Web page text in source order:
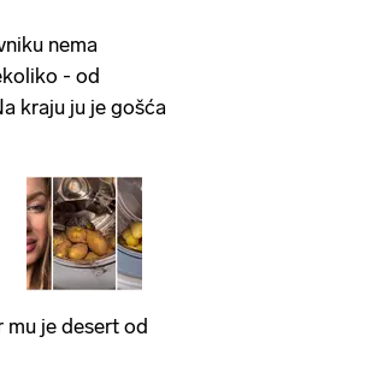
nema
- od
kraju ju je gošća
je desert od